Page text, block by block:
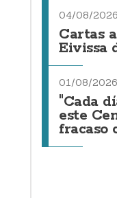
04/08/2026
Cartas
Eivissa
01/08/2026
"Cada
este
fracaso